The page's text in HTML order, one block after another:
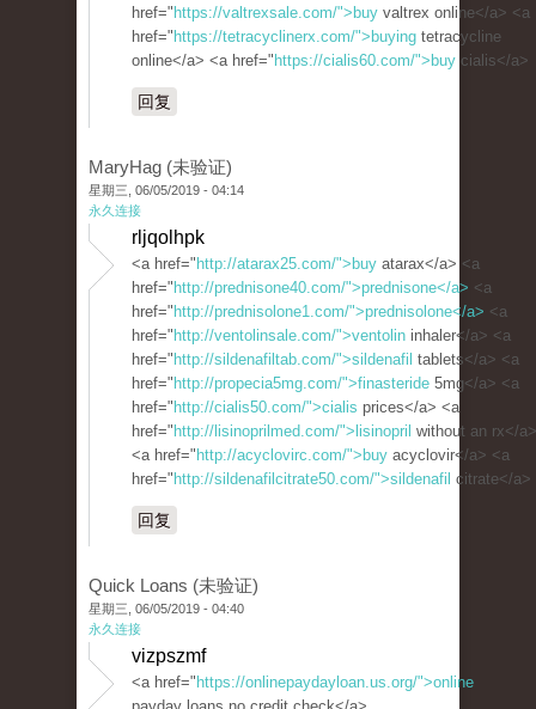
href=" https://valtrexsale.com/">buy valtrex online</a> <a
href=" https://tetracyclinerx.com/">buying tetracycline
online</a> <a href=" https://cialis60.com/">buy cialis</a>
回复
MaryHag (未验证)
星期三, 06/05/2019 - 04:14
永久连接
rljqolhpk
<a href=" http://atarax25.com/">buy atarax</a> <a
href=" http://prednisone40.com/">prednisone</a> <a
href=" http://prednisolone1.com/">prednisolone</a> <a
href=" http://ventolinsale.com/">ventolin inhaler</a> <a
href=" http://sildenafiltab.com/">sildenafil tablets</a> <a
href=" http://propecia5mg.com/">finasteride 5mg</a> <a
href=" http://cialis50.com/">cialis prices</a> <a
href=" http://lisinoprilmed.com/">lisinopril without an rx</a>
<a href=" http://acyclovirc.com/">buy acyclovir</a> <a
href=" http://sildenafilcitrate50.com/">sildenafil citrate</a>
回复
Quick Loans (未验证)
星期三, 06/05/2019 - 04:40
永久连接
vizpszmf
<a href=" https://onlinepaydayloan.us.org/">online